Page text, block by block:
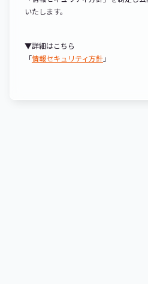
いたします。
▼詳細はこちら
「情報セキュリティ方針」